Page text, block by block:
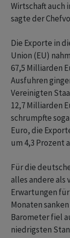
Wirtschaft auch
sagte der
Die Exporte in
Union (EU)
67,5 Milliarden
Ausfuhren
Vereinigten
12,7 Milliarden
schrumpfte
Euro, die
um 4,3 Prozent
Für die
alles andere als
Erwartungen
Monaten
Barometer fiel
niedrigsten